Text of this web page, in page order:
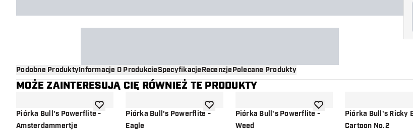
Podobne ProduktyInformacje O ProdukcieSpecyfikacjeRecenzjePolecane Produkty
MOŻE ZAINTERESUJĄ CIĘ RÓWNIEŻ TE PRODUKTY
Piórka Bull's Powerflite -
Amsterdammertje
dodaj do listy życzeńPiórka Bull's Powerflite -
Eagle
dodaj do listy życzeńPiórka Bull's Powerflite -
Weed
dodaj do listy życzeń
Piórka Bull's Ricky
Cartoon No.2